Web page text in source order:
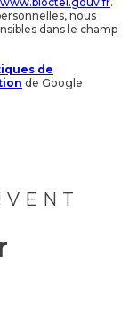
nous
dans le champ
de
de Google